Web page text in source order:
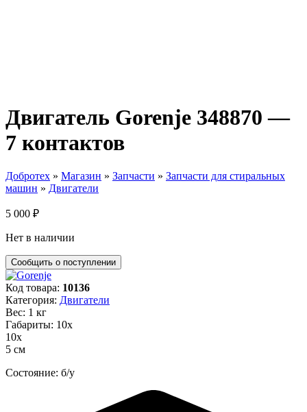
Двигатель Gorenje 348870 —
7 контактов
Добротех » Магазин » Запчасти » Запчасти для стиральных
машин » Двигатели
5 000 ₽
Нет в наличии
Код товара: 10136
Категория: Двигатели
Вес: 1 кг
Габариты: 10х
10х
5 см
Состояние: б/у